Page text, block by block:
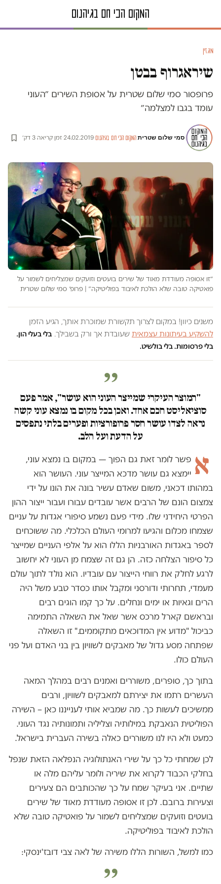
מגזין
שיראגרוף בבטן
פרופסור סמי שלום שטרית על אסופת השירים ״העוני
עומד בגבו למצלמה״
סמי שלום שטרית·המקום הכי חם בגיהנום·
24.02.2019
·זמן קריאה 3 דק׳
״זו אסופה מעודדת מאוד של שירים בועטים וזועקים שמצליחים לשמור על
פואטיקה טובה שלא הולכת לאיבוד בפוליטיקה״ | פרופ׳ סמי שלום שטרית
משנים כיוון! במקום לצרוך תקשורת שמוכרת אותך, הגיע הזמן
להשקיע בעיתונות עצמאית שעובדת אך ורק בשבילך. בלי בעלי הון.
בלי פרסומות. בלי בולשיט.
"המוצר העיקרי שמייצר העוני הוא עושר", אמר פעם
סוציאליסט חכם אחד. ואכן בכל מקום בו נמצא עוני קשה
נראה לצדו עושר חסר פרופורציות ופערים בלתי נתפסים
על הדעת ועל הלב.
א פשר לומר זאת גם הפוך — במקום בו נמצא עוני,
יימצא גם עושר מדכא המייצר עוני. העושר הוא
במהותו דכאני, משום שאדם עשיר בונה את הונו על ידי
צמצום הונם של הרבים אשר עובדים עבורו ועבור ייצור ההון
הפרטי היחידני שלו. מידי פעם נשמע סיפורי אגדות על עניים
שצמחו מכלום והגיעו למרומי העולם הכלכלי. מה ששוכחים
לספר באגדות האורבניות הללו הוא על אלפי העניים שמייצר
כל סיפור הצלחה כזה. הן גם זה שצמח מן העוני לא יחשוב
לרגע לחלק את רווחי הייצור עם עובדיו. הוא נולד לתוך עולם
מעמדי, תחרותי ודורסני ומקבל אותו כסדר טבע משל היה
הרים וגאיות או ימים ונחלים. על כך קמו הוגים רבים
ובראשם קארל מרכס אשר שאל את השאלה התמימה
כביכול "מדוע אין המדוכאים מתקוממים." זו השאלה
שפתחה מסע גדול של מאבקים לשוויון בין בני האדם ועל פני
העולם כולו.
בתוך כך, סופרים, משוררים ואמנים רבים במהלך המאה
העשרים רתמו את יצירתם למאבקים לשוויון, ורבים
ממשיכים לעשות כך. מה שמביא אותי לענייננו כאן – השירה
הפוליטית הנאבקת במילותיה וצליליה ותמונותיה נגד העוני.
כמעט ולא היו לנו משוררים כאלה בשירה העברית בישראל.
לכן שמחתי כל כך על שירי האנתולוגיה הנפלאה הזאת שנפל
בחלקי הכבוד לקרוא את שיריה ולומר עליהם מלה או
שתיים. אני בעיקר שמח על כך שהכותבים הם צעירים
וצעירות ברובם. לכן זו אסופה מעודדת מאוד של שירים
בועטים וזועקים שמצליחים לשמור על פואטיקה טובה שלא
הולכת לאיבוד בפוליטיקה.
כמו למשל, השורות הללו משירה של לאה צבי דובז'ינסקי: